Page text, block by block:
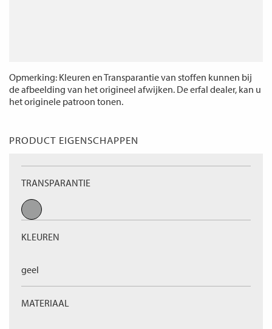
Opmerking: Kleuren en Transparantie van stoffen kunnen bij
de afbeelding van het origineel afwijken. De erfal dealer, kan u
het originele patroon tonen.
PRODUCT EIGENSCHAPPEN
TRANSPARANTIE
KLEUREN
geel
MATERIAAL